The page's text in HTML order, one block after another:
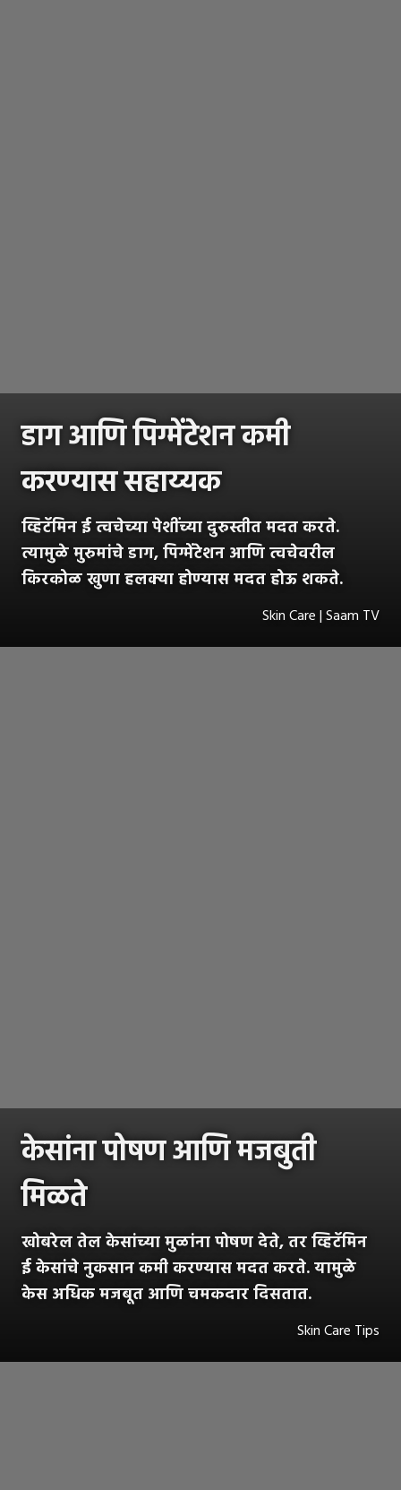
डाग आणि पिग्मेंटेशन कमी
करण्यास सहाय्यक
व्हिटॅमिन ई त्वचेच्या पेशींच्या दुरुस्तीत मदत करते.
त्यामुळे मुरुमांचे डाग, पिग्मेंटेशन आणि त्वचेवरील
किरकोळ खुणा हलक्या होण्यास मदत होऊ शकते.
Skin Care | Saam TV
केसांना पोषण आणि मजबुती
मिळते
खोबरेल तेल केसांच्या मुळांना पोषण देते, तर व्हिटॅमिन
ई केसांचे नुकसान कमी करण्यास मदत करते. यामुळे
केस अधिक मजबूत आणि चमकदार दिसतात.
Skin Care Tips